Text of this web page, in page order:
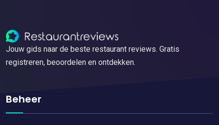
Jouw gids naar de beste restaurant reviews. Gratis
registreren, beoordelen en ontdekken.
Beheer